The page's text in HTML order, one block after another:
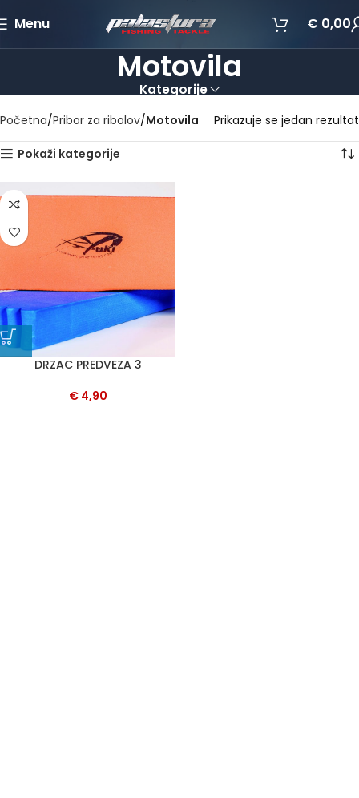
Menu € 0,00
Motovila
Kategorije
Početna Pribor za ribolov Motovila Prikazuje se jedan rezultat
Pokaži kategorije
DRZAC PREDVEZA 3
€4,90